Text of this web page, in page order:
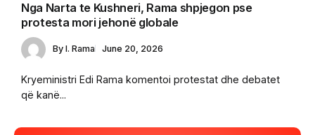
Nga Narta te Kushneri, Rama shpjegon pse
protesta mori jehonë globale
By I. Rama June 20, 2026
Kryeministri Edi Rama komentoi protestat dhe debatet
që kanë...